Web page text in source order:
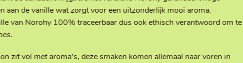
Te vullen Blisters
Transfersheets
aan de vanille wat zorgt voor een uitzonderlijk mooi aroma.
van Norohy 100% traceerbaar dus ook ethisch verantwoord om te
zit vol met aroma's, deze smaken komen allemaal naar voren in